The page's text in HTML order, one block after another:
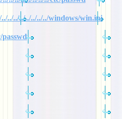
../../../../../../../../windows/win.ini
passwd